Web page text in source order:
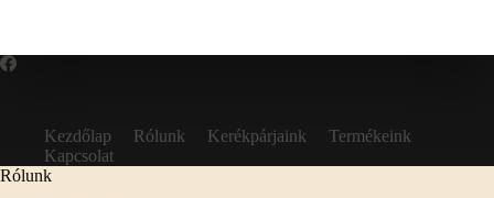
Kezdőlap Rólunk Kerékpárjaink
Termékeink
Kapcsolat
Rólunk